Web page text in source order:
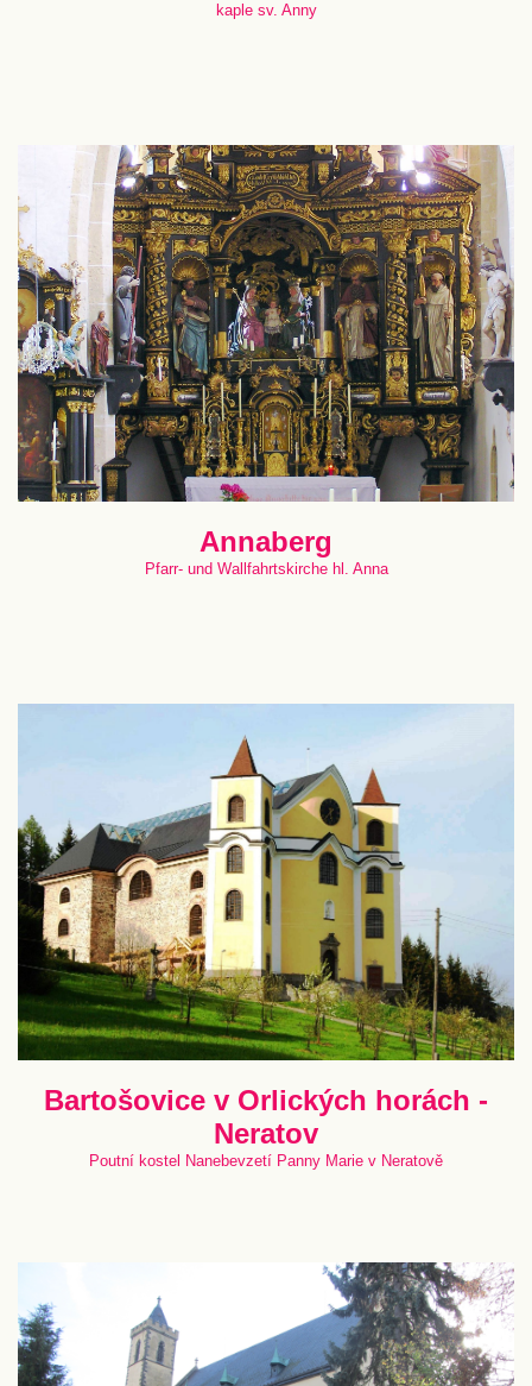
kaple sv. Anny
Annaberg
Pfarr- und Wallfahrtskirche hl. Anna
Bartošovice v Orlických horách -
Neratov
Poutní kostel Nanebevzetí Panny Marie v Neratově